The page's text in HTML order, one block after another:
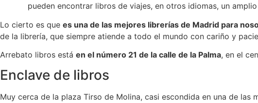
pueden encontrar libros de viajes, en otros idiomas, un
Lo cierto es que es una de las mejores librerías de Madrid para
de la librería, que siempre atiende a todo el mundo con cariño y
Arrebato libros está en el número 21 de la calle de la Palma, en el
Enclave de libros
Muy cerca de la plaza Tirso de Molina, casi escondida en una de